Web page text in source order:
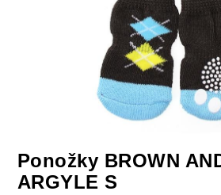
Ponožky BROWN
ARGYLE S